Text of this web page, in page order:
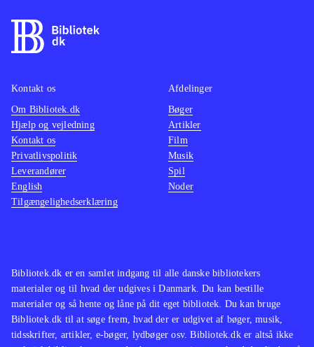
Bibliotek.dk er en samlet indgang til alle danske bibliotekers
materialer og til hvad der udgives i Danmark. Du kan bestille
materialer og så hente og låne på dit eget bibliotek. Du kan bruge
Bibliotek.dk til at søge frem, hvad der er udgivet af bøger, musik,
tidsskrifter, artikler, e-bøger, lydbøger osv. Bibliotek.dk er altså ikke
Kontakt os
Om Bibliotek.dk
Hjælp og vejledning
Kontakt os
Privatlivspolitik
Leverandører
English
Tilgængelighedserklæring
Afdelinger
Bøger
Artikler
Film
Musik
Spil
Noder